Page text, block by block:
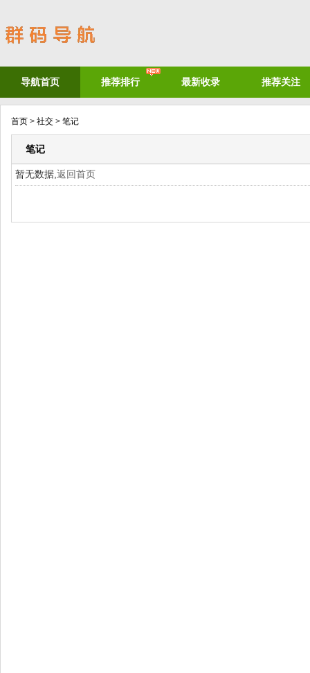
导航首页 推荐排行 最新收录 推荐关注
首页 > 社交 > 笔记
笔记
暂无数据, 返回首页